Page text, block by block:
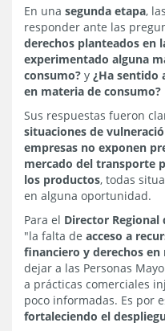
En una segunda etapa,
responder ante las
derechos planteados en
experimentado alguna
consumo? y ¿Ha sentido
en materia de consumo?
Sus respuestas fueron
situaciones de
empresas no exponen
mercado del transporte
los productos, todas
en alguna oportunidad.
Para el Director Regional
"la falta de acceso a
financiero y derechos
dejar a las Personas
a prácticas comerciales
poco informadas. Es por
fortaleciendo el